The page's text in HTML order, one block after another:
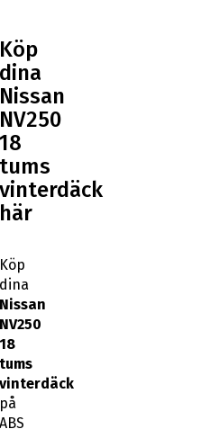
Köp
dina
Nissan
NV250
18
tums
vinterdäck
här
Köp
dina
Nissan
NV250
18
tums
vinterdäck
på
ABS